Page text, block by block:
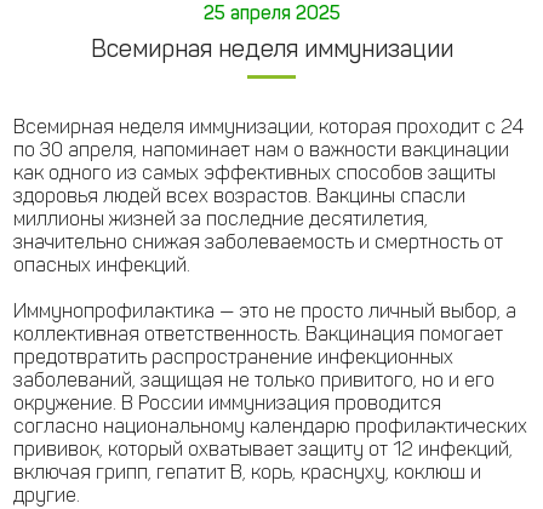
25 апреля 2025
Всемирная неделя иммунизации
Всемирная неделя иммунизации, которая проходит с 24
по 30 апреля, напоминает нам о важности вакцинации
как одного из самых эффективных способов защиты
здоровья людей всех возрастов. Вакцины спасли
миллионы жизней за последние десятилетия,
значительно снижая заболеваемость и смертность от
опасных инфекций.
Иммунопрофилактика — это не просто личный выбор, а
коллективная ответственность. Вакцинация помогает
предотвратить распространение инфекционных
заболеваний, защищая не только привитого, но и его
окружение. В России иммунизация проводится
согласно национальному календарю профилактических
прививок, который охватывает защиту от 12 инфекций,
включая грипп, гепатит В, корь, краснуху, коклюш и
другие.